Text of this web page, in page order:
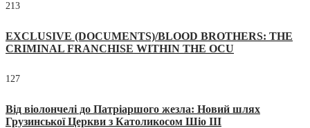
213
EXCLUSIVE (DOCUMENTS)/BLOOD BROTHERS: THE
CRIMINAL FRANCHISE WITHIN THE OCU
127
Від віолончелі до Патріаршого жезла: Новий шлях
Грузинської Церкви з Католикосом Шіо III